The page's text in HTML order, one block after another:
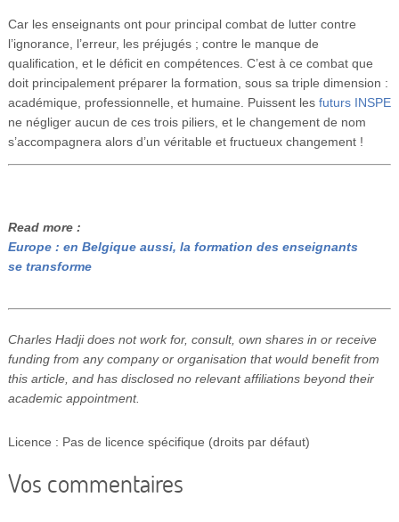
Car les enseignants ont pour principal combat de lutter contre
l’ignorance, l’erreur, les préjugés ; contre le manque de
qualification, et le déficit en compétences. C’est à ce combat que
doit principalement préparer la formation, sous sa triple dimension :
académique, professionnelle, et humaine. Puissent les futurs INSPE
ne négliger aucun de ces trois piliers, et le changement de nom
s’accompagnera alors d’un véritable et fructueux changement !
Read more :
Europe : en Belgique aussi, la formation des enseignants
se transforme
Charles Hadji does not work for, consult, own shares in or receive
funding from any company or organisation that would benefit from
this article, and has disclosed no relevant affiliations beyond their
academic appointment.
Licence : Pas de licence spécifique (droits par défaut)
Vos commentaires